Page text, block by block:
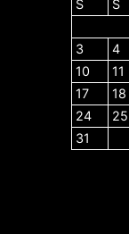
S
S
3
4
10
11
17
18
24
25
31